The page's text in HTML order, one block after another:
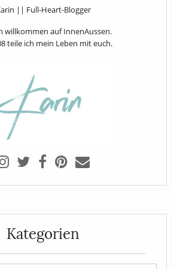
|| Full-Heart-Blogger
willkommen auf InnenAussen.
teile ich mein Leben mit euch.
Kategorien